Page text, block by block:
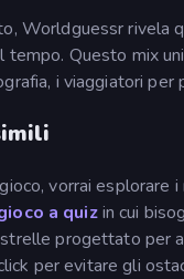
Worldguessr rivela
tempo. Questo mix
i viaggiatori
vorrai esplorare i
a quizin cui
progettato per
per evitare gli